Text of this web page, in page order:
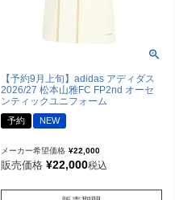
【予約9月上旬】adidas アディダス
2026/27 松本山雅FC FP2nd オーセ
ンティックユニフォーム
予約 NEW
メーカー希望価格 ¥22,000
販売価格 ¥22,000税込